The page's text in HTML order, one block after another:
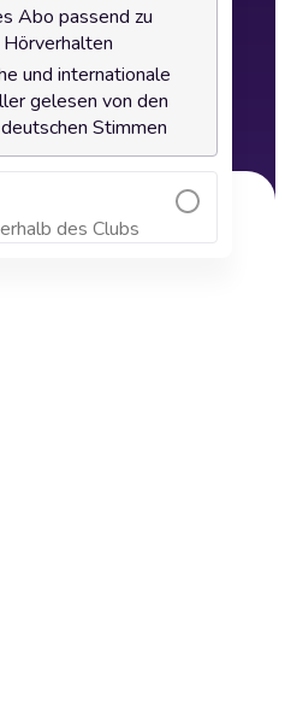
Abo passend zu
und internationale
gelesen von den
Stimmen
des Clubs
hinzufügen